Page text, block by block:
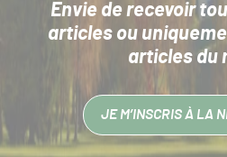
Envie de recevoir
articlesou
articles du
JE M’INSCRIS À LA